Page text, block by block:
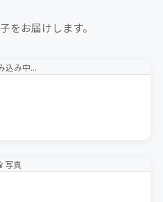
をお届けします。
込み中...
写真